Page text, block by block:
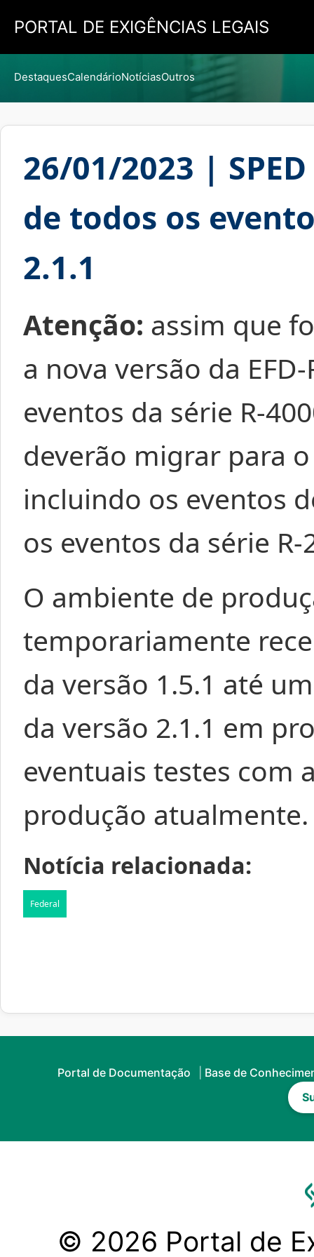
PORTAL DE EXIGÊNCIAS LEGAIS
DestaquesCalendárioNotíciasOutros
26/01/2023 |
de todos os
2.1.1
Atenção: assim que
a nova versão da
eventos da série R-
deverão migrar para
incluindo os eventos
os eventos da série R-
O ambiente de
temporariamente
da versão 1.5.1 até
da versão 2.1.1 em
eventuais testes com
produção atualmente.
Notícia relacionada:
Federal
Portal de Documentação
Base de
© 2026 Portal de